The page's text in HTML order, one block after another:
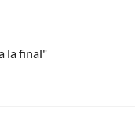
la final"